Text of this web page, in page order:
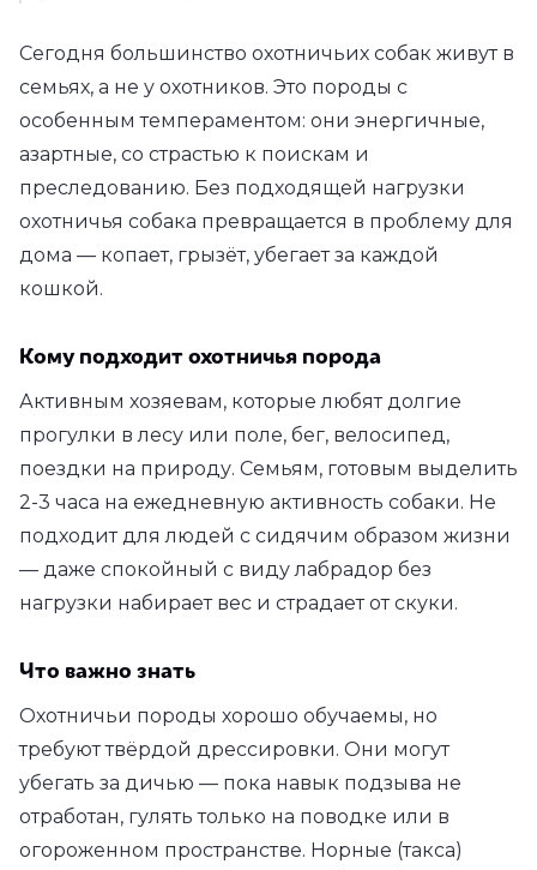
Сегодня большинство охотничьих собак живут в
семьях, а не у охотников. Это породы с
особенным темпераментом: они энергичные,
азартные, со страстью к поискам и
преследованию. Без подходящей нагрузки
охотничья собака превращается в проблему для
дома — копает, грызёт, убегает за каждой
кошкой.
Кому подходит охотничья порода
Активным хозяевам, которые любят долгие
прогулки в лесу или поле, бег, велосипед,
поездки на природу. Семьям, готовым выделить
2-3 часа на ежедневную активность собаки. Не
подходит для людей с сидячим образом жизни
— даже спокойный с виду лабрадор без
нагрузки набирает вес и страдает от скуки.
Что важно знать
Охотничьи породы хорошо обучаемы, но
требуют твёрдой дрессировки. Они могут
убегать за дичью — пока навык подзыва не
отработан, гулять только на поводке или в
огороженном пространстве. Норные (такса)